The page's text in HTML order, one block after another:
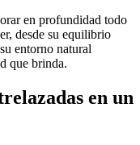
en profundidad todo
desde su equilibrio
entorno natural
que brinda.
en un